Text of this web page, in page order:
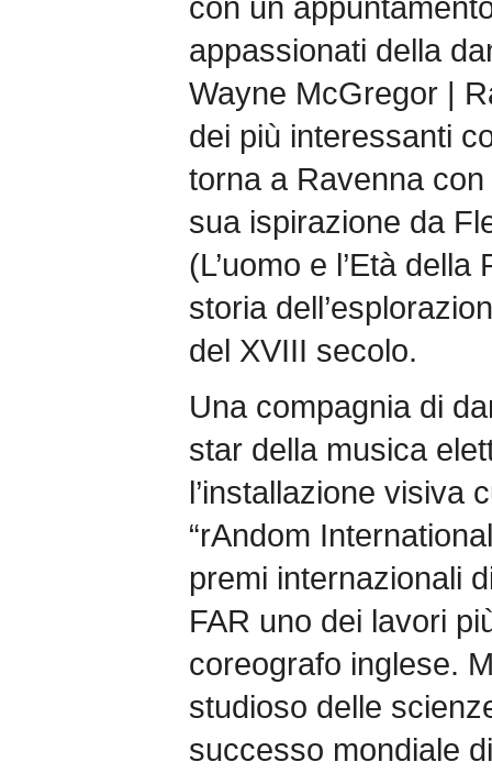
con un
appassionati della
Wayne McGregor |
dei più interessanti
torna a Ravenna
sua ispirazione da
(L’uomo e l’Età
storia
del XVIII secolo.
Una compagnia di
star della musica
l’installazione visiva
“rAndom
premi internazionali
FAR uno dei lavori
coreografo inglese.
studioso delle
successo mondiale